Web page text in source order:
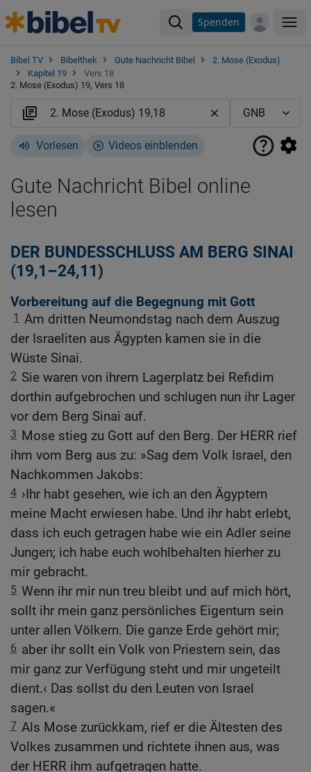
Spenden
Bibel TV Bibelthek Gute Nachricht Bibel
2. Mose (Exodus)
Kapitel 19
Vers 18
2. Mose (Exodus) 19, Vers 18
Vorlesen Videos einblenden
Gute Nachricht Bibel online
lesen
DER BUNDESSCHLUSS AM BERG SINAI
(19,1–24,11)
Vorbereitung auf die Begegnung mit Gott
1 Am dritten Neumondstag nach dem Auszug
der Israeliten aus Ägypten kamen sie in die
Wüste Sinai.
2 Sie waren von ihrem Lagerplatz bei Refidim
dorthin aufgebrochen und schlugen nun ihr Lager
vor dem Berg Sinai auf.
3 Mose stieg zu Gott auf den Berg. Der HERR rief
ihm vom Berg aus zu: »Sag dem Volk Israel, den
Nachkommen Jakobs:
4 ›Ihr habt gesehen, wie ich an den Ägyptern
meine Macht erwiesen habe. Und ihr habt erlebt,
dass ich euch getragen habe wie ein Adler seine
Jungen; ich habe euch wohlbehalten hierher zu
mir gebracht.
5 Wenn ihr mir nun treu bleibt und auf mich hört,
sollt ihr mein ganz persönliches Eigentum sein
unter allen Völkern. Die ganze Erde gehört mir;
6 aber ihr sollt ein Volk von Priestern sein, das
mir ganz zur Verfügung steht und mir ungeteilt
dient.‹ Das sollst du den Leuten von Israel
sagen.«
7 Als Mose zurückkam, rief er die Ältesten des
Volkes zusammen und richtete ihnen aus, was
der HERR ihm aufgetragen hatte.